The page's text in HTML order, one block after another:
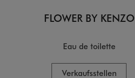
FLOWER BY KENZO
Eau de toilette
Verkaufsstellen